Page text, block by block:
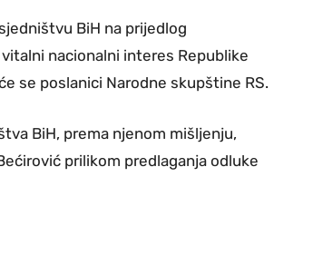
BiH na prijedlog
nacionalni interes Republike
se poslanici Narodne skupštine RS.
BiH, prema njenom mišljenju,
prilikom predlaganja odluke